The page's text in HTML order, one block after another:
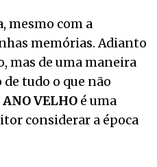
mesmo com a
memórias. Adianto
mas de uma maneira
tudo o que não
VELHO é uma
considerar a época